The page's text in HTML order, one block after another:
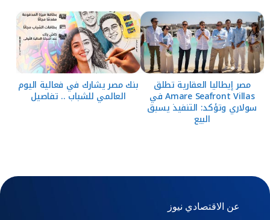
مصر إيطاليا العقارية تطلق
Amare Seafront Villas في
سولاري وتؤكد: التنفيذ يسبق
البيع
بنك مصر يشارك في فعالية اليوم
العالمي للشباب .. تفاصيل
عن الاقتصادي نيوز